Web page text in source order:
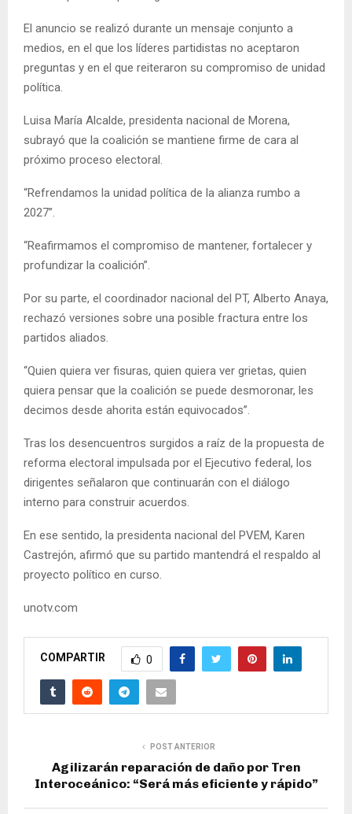
El anuncio se realizó durante un mensaje conjunto a
medios, en el que los líderes partidistas no aceptaron
preguntas y en el que reiteraron su compromiso de unidad
política.
Luisa María Alcalde, presidenta nacional de Morena,
subrayó que la coalición se mantiene firme de cara al
próximo proceso electoral.
“Refrendamos la unidad política de la alianza rumbo a
2027”.
“Reafirmamos el compromiso de mantener, fortalecer y
profundizar la coalición”.
Por su parte, el coordinador nacional del PT, Alberto Anaya,
rechazó versiones sobre una posible fractura entre los
partidos aliados.
“Quien quiera ver fisuras, quien quiera ver grietas, quien
quiera pensar que la coalición se puede desmoronar, les
decimos desde ahorita están equivocados”.
Tras los desencuentros surgidos a raíz de la propuesta de
reforma electoral impulsada por el Ejecutivo federal, los
dirigentes señalaron que continuarán con el diálogo
interno para construir acuerdos.
En ese sentido, la presidenta nacional del PVEM, Karen
Castrejón, afirmó que su partido mantendrá el respaldo al
proyecto político en curso.
unotv.com
COMPARTIR 0
POST ANTERIOR
Agilizarán reparación de daño por Tren
Interoceánico: “Será más eficiente y rápido”